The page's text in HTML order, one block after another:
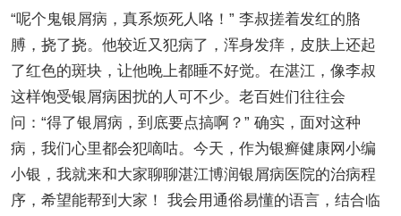
“呢个鬼银屑病，真系烦死人咯！” 李叔搓着发红的胳
膊，挠了挠。他较近又犯病了，浑身发痒，皮肤上还起
了红色的斑块，让他晚上都睡不好觉。在湛江，像李叔
这样饱受银屑病困扰的人可不少。老百姓们往往会
问：“得了银屑病，到底要点搞啊？” 确实，面对这种
病，我们心里都会犯嘀咕。今天，作为银癣健康网小编
小银，我就来和大家聊聊湛江博润银屑病医院的治病程
序，希望能帮到大家！ 我会用通俗易懂的语言，结合临